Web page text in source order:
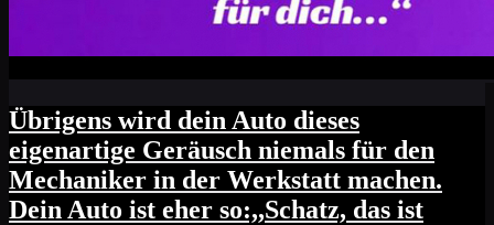
Übrigens wird dein Auto dieses
eigenartige Geräusch niemals für den
Mechaniker in der Werkstatt machen.
Dein Auto ist eher so:,,Schatz, das ist